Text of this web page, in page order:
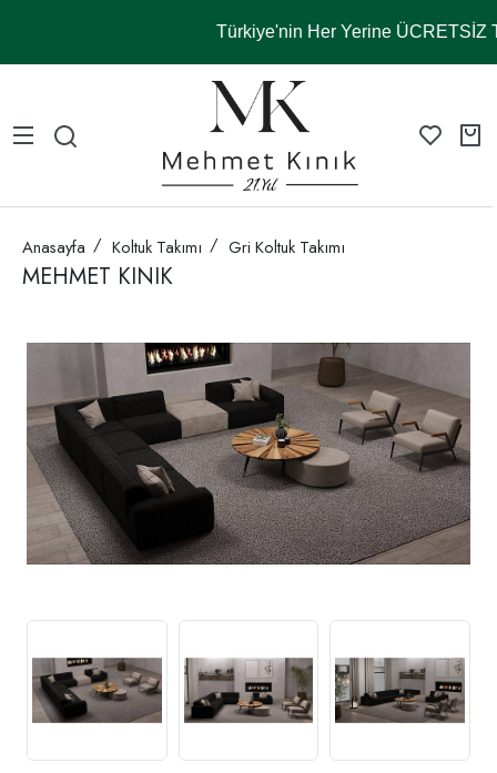
Türkiye'nin Her Yerine ÜCRETSİZ
Anasayfa Koltuk Takımı Gri Koltuk Takımı
MEHMET KINIK